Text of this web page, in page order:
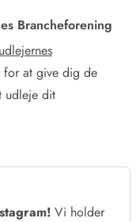
Brancheforening
for at give dig de
udleje dit
Vi holder